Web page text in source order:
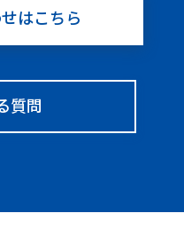
はこちら
質問